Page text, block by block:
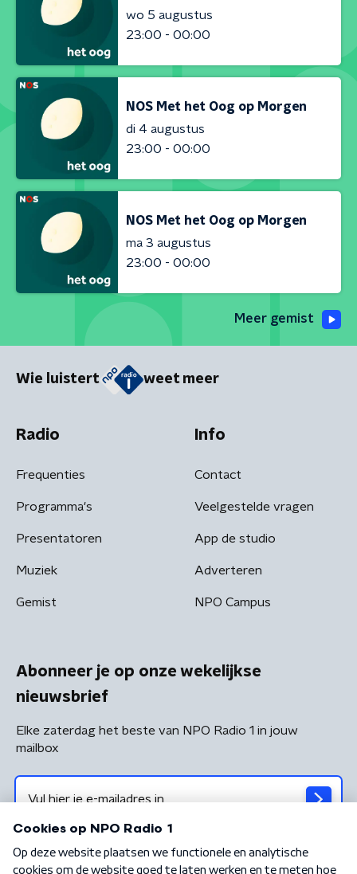
wo 5 augustus
23:00 - 00:00
NOS Met het Oog op Morgen
di 4 augustus
23:00 - 00:00
NOS Met het Oog op Morgen
ma 3 augustus
23:00 - 00:00
Meer gemist
Wie luistert weet meer
Radio
Frequenties
Programma's
Presentatoren
Muziek
Gemist
Info
Contact
Veelgestelde vragen
App de studio
Adverteren
NPO Campus
Abonneer je op onze wekelijkse
nieuwsbrief
Elke zaterdag het beste van NPO Radio 1 in jouw
mailbox